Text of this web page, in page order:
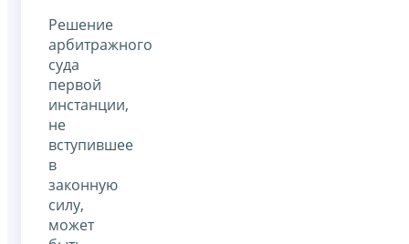
Решение
арбитражного
суда
первой
инстанции,
не
вступившее
в
законную
силу,
может